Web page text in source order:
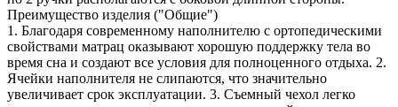
Преимущество изделия ("Общие")
1. Благодаря современному наполнителю с ортопедическими
свойствами матрац оказывают хорошую поддержку тела во
время сна и создают все условия для полноценного отдыха. 2.
Ячейки наполнителя не слипаются, что значительно
увеличивает срок эксплуатации. 3. Съемный чехол легко